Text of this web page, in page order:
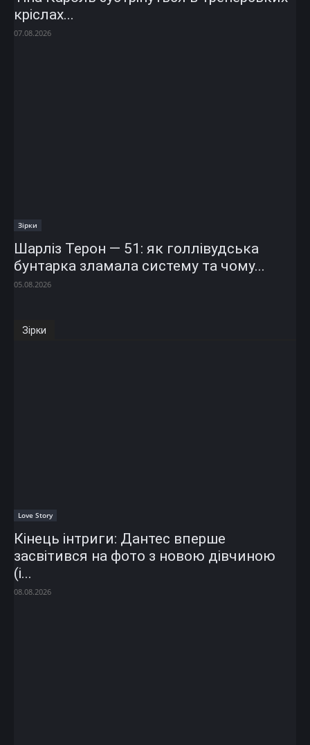
кріслах...
07.08.2026
Зірки
Шарліз Терон — 51: як голлівудська
бунтарка зламала систему та чому...
05.08.2026
Зірки
Love Story
Кінець інтриги: Дантес вперше
засвітився на фото з новою дівчиною
(і...
08.08.2026